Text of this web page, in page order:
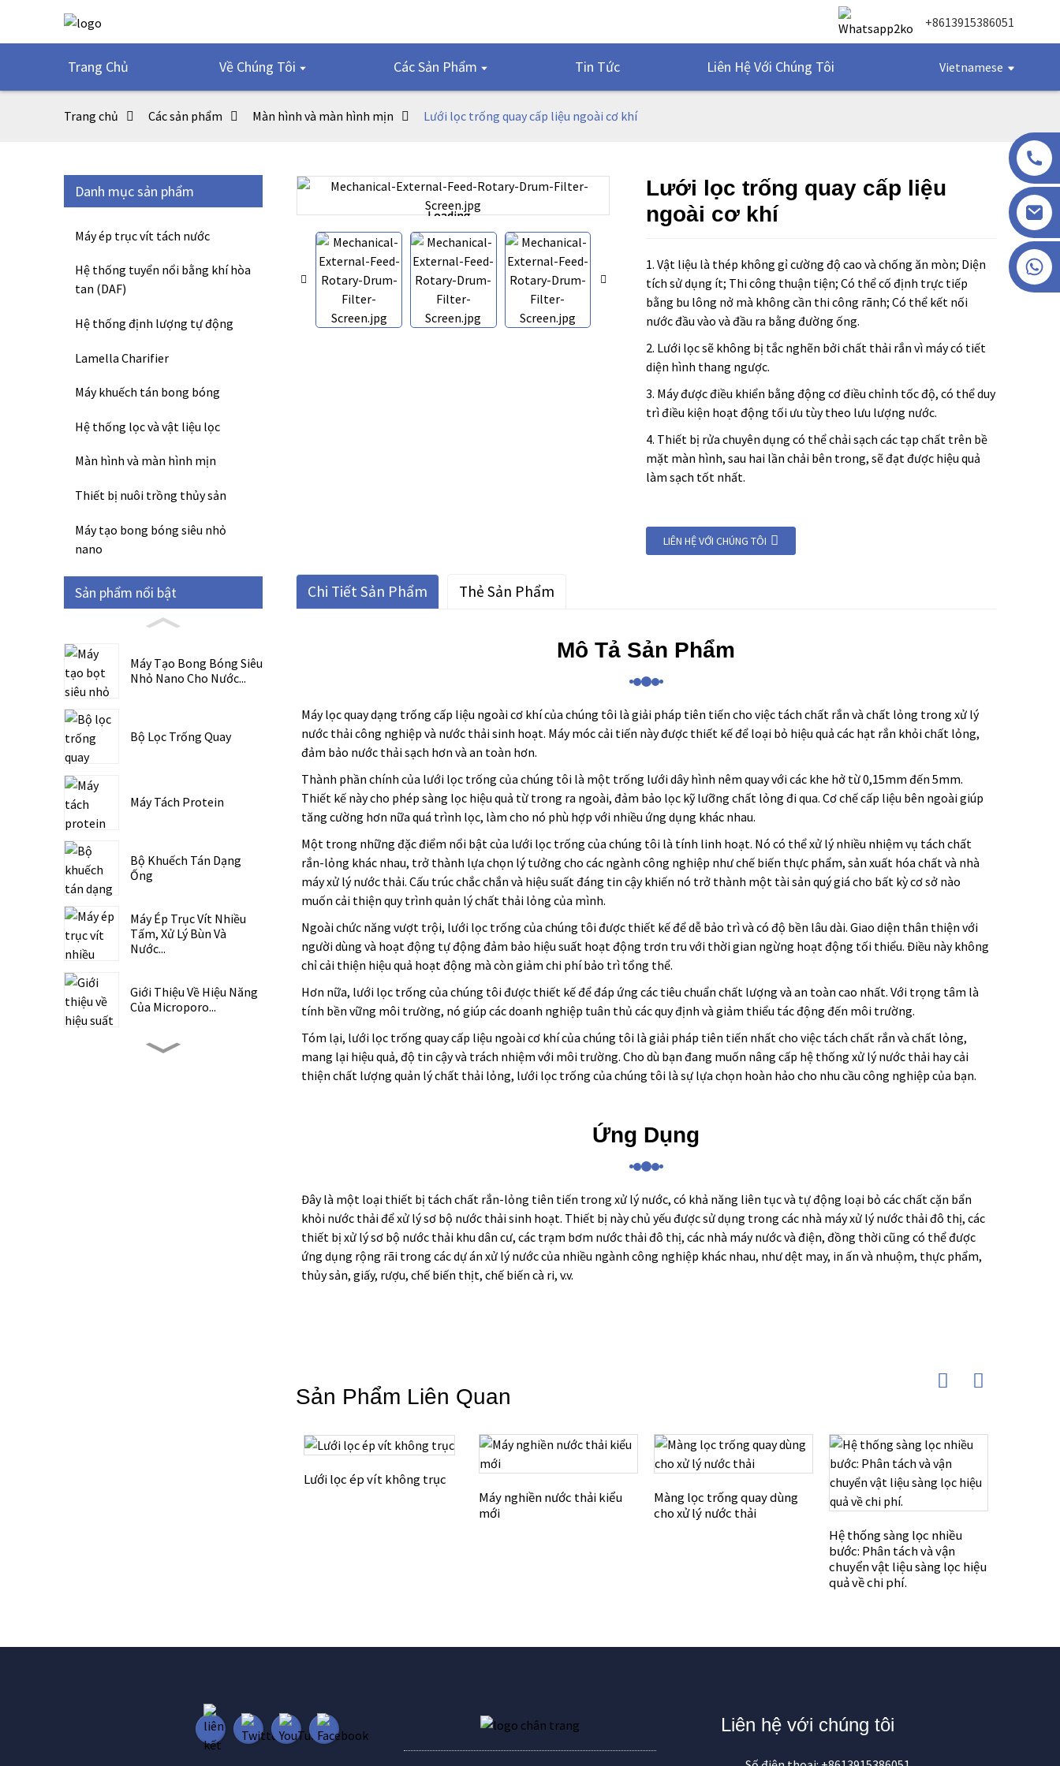
+8613915386051
Trang Chủ Về Chúng Tôi Các Sản Phẩm Tin Tức Liên Hệ Với Chúng Tôi Vietnamese
+86 13915386051
Trang chủ Các sản phẩm Màn hình và màn hình mịn Lưới lọc trống quay cấp liệu ngoài cơ khí
Danh mục sản phẩm
Máy ép trục vít tách nước
Hệ thống tuyển nổi bằng khí hòa
tan (DAF)
Hệ thống định lượng tự động
Lamella Charifier
Máy khuếch tán bong bóng
Hệ thống lọc và vật liệu lọc
Màn hình và màn hình mịn
Thiết bị nuôi trồng thủy sản
Máy tạo bong bóng siêu nhỏ
nano
Sản phẩm nổi bật
Máy Tạo Bong Bóng Siêu
Nhỏ Nano Cho Nước...
Bộ Lọc Trống Quay
Máy Tách Protein
Bộ Khuếch Tán Dạng
Ống
Máy Ép Trục Vít Nhiều
Tấm, Xử Lý Bùn Và
Nước...
Giới Thiệu Về Hiệu Năng
Của Microporo...
Hệ Thống Tuyển Nổi
Loading...
Loading... Loading...
Loading...
Lưới lọc trống quay cấp liệu
ngoài cơ khí
1. Vật liệu là thép không gỉ cường độ cao và chống ăn mòn; Diện
tích sử dụng ít; Thi công thuận tiện; Có thể cố định trực tiếp
bằng bu lông nở mà không cần thi công rãnh; Có thể kết nối
nước đầu vào và đầu ra bằng đường ống.
2. Lưới lọc sẽ không bị tắc nghẽn bởi chất thải rắn vì máy có tiết
diện hình thang ngược.
3. Máy được điều khiển bằng động cơ điều chỉnh tốc độ, có thể duy
trì điều kiện hoạt động tối ưu tùy theo lưu lượng nước.
4. Thiết bị rửa chuyên dụng có thể chải sạch các tạp chất trên bề
mặt màn hình, sau hai lần chải bên trong, sẽ đạt được hiệu quả
làm sạch tốt nhất.
LIÊN HỆ VỚI CHÚNG TÔI
Chi Tiết Sản Phẩm Thẻ Sản Phẩm
Mô Tả Sản Phẩm
Máy lọc quay dạng trống cấp liệu ngoài cơ khí của chúng tôi là giải pháp tiên tiến cho việc tách chất rắn và chất lỏng trong xử lý
nước thải công nghiệp và nước thải sinh hoạt. Máy móc cải tiến này được thiết kế để loại bỏ hiệu quả các hạt rắn khỏi chất lỏng,
đảm bảo nước thải sạch hơn và an toàn hơn.
Thành phần chính của lưới lọc trống của chúng tôi là một trống lưới dây hình nêm quay với các khe hở từ 0,15mm đến 5mm.
Thiết kế này cho phép sàng lọc hiệu quả từ trong ra ngoài, đảm bảo lọc kỹ lưỡng chất lỏng đi qua. Cơ chế cấp liệu bên ngoài giúp
tăng cường hơn nữa quá trình lọc, làm cho nó phù hợp với nhiều ứng dụng khác nhau.
Một trong những đặc điểm nổi bật của lưới lọc trống của chúng tôi là tính linh hoạt. Nó có thể xử lý nhiều nhiệm vụ tách chất
rắn-lỏng khác nhau, trở thành lựa chọn lý tưởng cho các ngành công nghiệp như chế biến thực phẩm, sản xuất hóa chất và nhà
máy xử lý nước thải. Cấu trúc chắc chắn và hiệu suất đáng tin cậy khiến nó trở thành một tài sản quý giá cho bất kỳ cơ sở nào
muốn cải thiện quy trình quản lý chất thải lỏng của mình.
Ngoài chức năng vượt trội, lưới lọc trống của chúng tôi được thiết kế để dễ bảo trì và có độ bền lâu dài. Giao diện thân thiện với
người dùng và hoạt động tự động đảm bảo hiệu suất hoạt động trơn tru với thời gian ngừng hoạt động tối thiểu. Điều này không
chỉ cải thiện hiệu quả hoạt động mà còn giảm chi phí bảo trì tổng thể.
Hơn nữa, lưới lọc trống của chúng tôi được thiết kế để đáp ứng các tiêu chuẩn chất lượng và an toàn cao nhất. Với trọng tâm là
tính bền vững môi trường, nó giúp các doanh nghiệp tuân thủ các quy định và giảm thiểu tác động đến môi trường.
Tóm lại, lưới lọc trống quay cấp liệu ngoài cơ khí của chúng tôi là giải pháp tiên tiến nhất cho việc tách chất rắn và chất lỏng,
mang lại hiệu quả, độ tin cậy và trách nhiệm với môi trường. Cho dù bạn đang muốn nâng cấp hệ thống xử lý nước thải hay cải
thiện chất lượng quản lý chất thải lỏng, lưới lọc trống của chúng tôi là sự lựa chọn hoàn hảo cho nhu cầu công nghiệp của bạn.
Ứng Dụng
Đây là một loại thiết bị tách chất rắn-lỏng tiên tiến trong xử lý nước, có khả năng liên tục và tự động loại bỏ các chất cặn bẩn
khỏi nước thải để xử lý sơ bộ nước thải sinh hoạt. Thiết bị này chủ yếu được sử dụng trong các nhà máy xử lý nước thải đô thị, các
thiết bị xử lý sơ bộ nước thải khu dân cư, các trạm bơm nước thải đô thị, các nhà máy nước và điện, đồng thời cũng có thể được
ứng dụng rộng rãi trong các dự án xử lý nước của nhiều ngành công nghiệp khác nhau, như dệt may, in ấn và nhuộm, thực phẩm,
thủy sản, giấy, rượu, chế biến thịt, chế biến cà ri, v.v.
Sản Phẩm Liên Quan
Lưới lọc ép vít không trục
Máy nghiền nước thải kiểu
mới
Màng lọc trống quay dùng
cho xử lý nước thải
Hệ thống sàng lọc nhiều
bước: Phân tách và vận
chuyển vật liệu sàng lọc hiệu
quả về chi phí.
Liên hệ với chúng tôi